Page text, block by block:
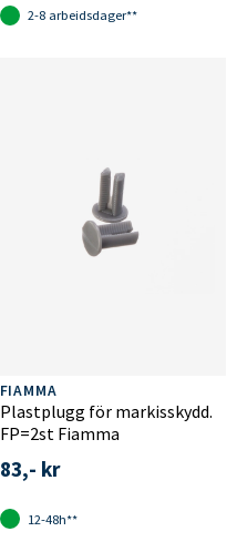
2-8 arbeidsdager**
FIAMMA
Plastplugg för markisskydd.
FP=2st Fiamma
83,- kr
12-48h**